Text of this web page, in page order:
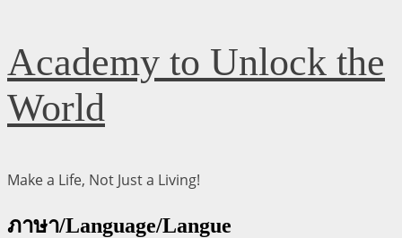
Skip
to
content
Academy to Unlock the
World
Make a Life, Not Just a Living!
ภาษา/Language/Langue